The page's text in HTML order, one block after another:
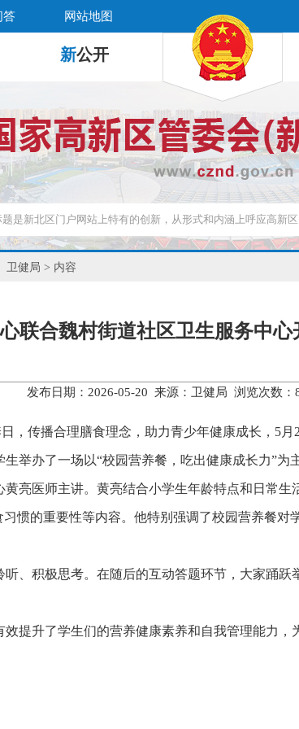
答 网站地图
新公开
卫健局 > 内容
联合魏村街道社区卫生服务中心
发布日期：2026-05-20 来源：卫健局 浏览次数：
日，传播合理膳食理念，助力青少年健康成长，5
举办了一场以“校园营养餐，吃出健康成长力”为
亮医师主讲。黄亮结合小学生年龄特点和日常
惯的重要性等内容。他特别强调了校园营养餐对
、积极思考。在随后的互动答题环节，大家踊
提升了学生们的营养健康素养和自我管理能力